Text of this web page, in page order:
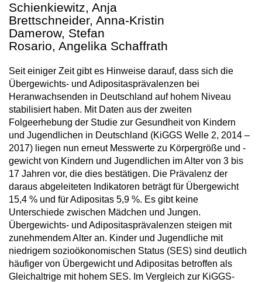
Schienkiewitz, Anja
Brettschneider, Anna-Kristin
Damerow, Stefan
Rosario, Angelika Schaffrath
Seit einiger Zeit gibt es Hinweise darauf, dass sich die
Übergewichts- und Adipositasprävalenzen bei
Heranwachsenden in Deutschland auf hohem Niveau
stabilisiert haben. Mit Daten aus der zweiten
Folgeerhebung der Studie zur Gesundheit von Kindern
und Jugendlichen in Deutschland (KiGGS Welle 2, 2014 –
2017) liegen nun erneut Messwerte zu Körpergröße und -
gewicht von Kindern und Jugendlichen im Alter von 3 bis
17 Jahren vor, die dies bestätigen. Die Prävalenz der
daraus abgeleiteten Indikatoren beträgt für Übergewicht
15,4 % und für Adipositas 5,9 %. Es gibt keine
Unterschiede zwischen Mädchen und Jungen.
Übergewichts- und Adipositasprävalenzen steigen mit
zunehmendem Alter an. Kinder und Jugendliche mit
niedrigem sozioökonomischen Status (SES) sind deutlich
häufiger von Übergewicht und Adipositas betroffen als
Gleichaltrige mit hohem SES. Im Vergleich zur KiGGS-